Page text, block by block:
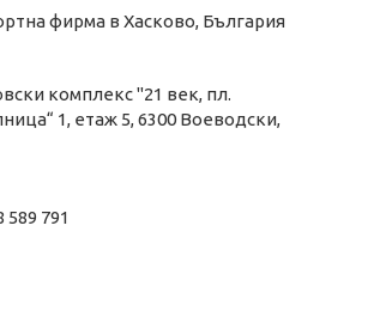
фирма в Хасково, България
комплекс "21 век, пл.
1, етаж 5, 6300 Воеводски,
791